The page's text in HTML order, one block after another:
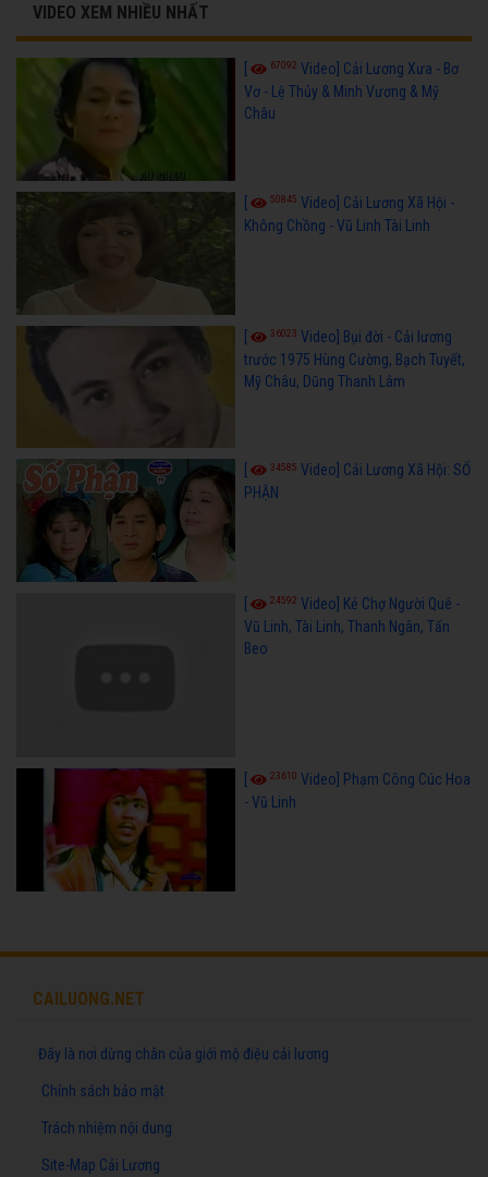
VIDEO XEM NHIỀU NHẤT
67092 Video] Cải Lương Xưa - Bơ
Vơ - Lệ Thủy & Minh Vương & Mỹ
Châu
50845 Video] Cải Lương Xã Hội -
Không Chồng - Vũ Linh Tài Linh
[ 36023 Video] Bụi đời - Cải lương
trước 1975 Hùng Cường, Bạch Tuyết,
Mỹ Châu, Dũng Thanh Lâm
34585 Video] Cải Lương Xã Hội: SỐ
PHẬN
24592 Video] Kẻ Chợ Người Quê -
Vũ Linh, Tài Linh, Thanh Ngân, Tấn
Beo
23610 Video] Phạm Công Cúc Hoa
- Vũ Linh
CAILUONG.NET
Đây là nơi dừng chân của giới mộ điệu cải lương
Chính sách bảo mật
Trách nhiệm nội dung
Site-Map Cải Lương